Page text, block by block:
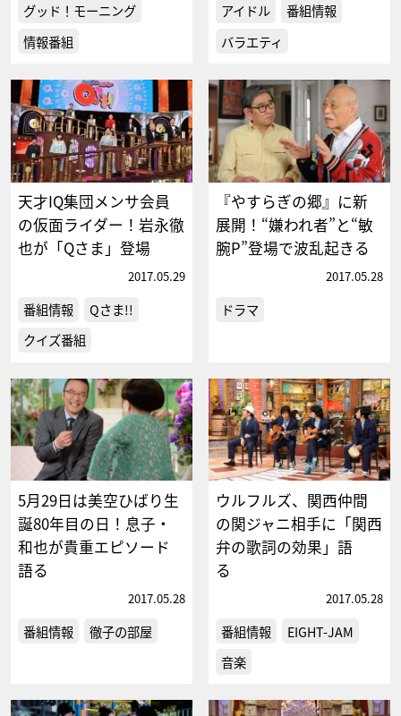
グッド！モーニング
情報番組
アイドル
番組情報
バラエティ
天才IQ集団メンサ会員
の仮面ライダー！岩永徹
也が「Qさま」登場
2017.05.29
番組情報
Qさま!!
クイズ番組
『やすらぎの郷』に新
展開！“嫌われ者”と“敏
腕P”登場で波乱起きる
2017.05.28
ドラマ
5月29日は美空ひばり生
誕80年目の日！息子・
和也が貴重エピソード
語る
2017.05.28
番組情報 徹子の部屋
ウルフルズ、関西仲間
の関ジャニ相手に「関西
弁の歌詞の効果」語
る
2017.05.28
番組情報
EIGHT-JAM
音楽